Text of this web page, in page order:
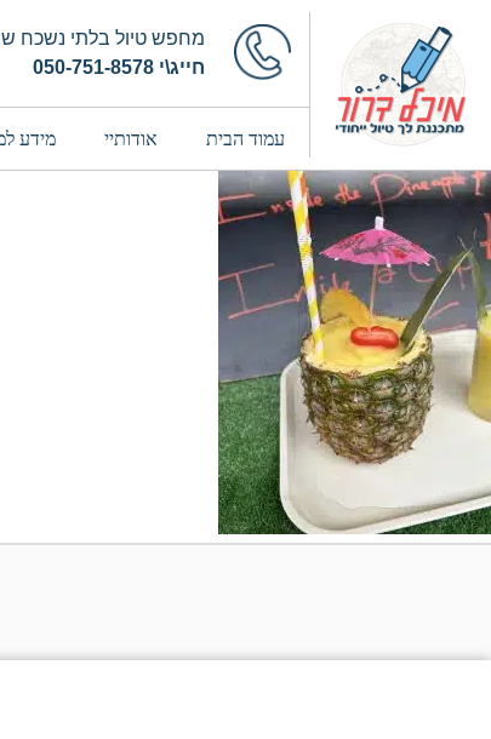
מחפש טיול בלתי נשכח
חייג\י 050-751-8578
עמוד הבית אודותיי מידע